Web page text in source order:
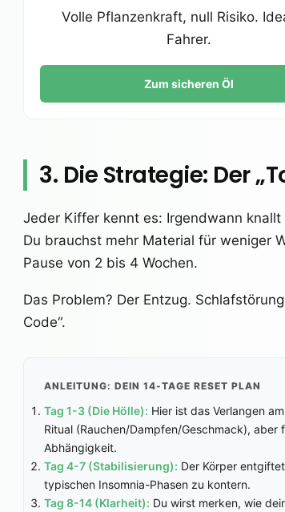
Volle Pflanzenkraft, null Risiko.
Fahrer.
Zum sicheren Öl
3. Die Strategie: Der
Jeder Kiffer kennt es: Irgendwann
Du brauchst mehr Material für weniger
Pause von 2 bis 4 Wochen.
Das Problem? Der Entzug.
Code“.
ANLEITUNG: DEIN 14-TAGE RESET PLAN
Tag 1-3 (Die Hölle): Hier ist das Verlangen
Ritual (Rauchen/Dampfen/Geschmack),
Abhängigkeit.
Tag 4-7 (Stabilisierung): Der Körper
typischen Insomnia-Phasen zu kontern.
Tag 8-14 (Klarheit): Du wirst merken, wie